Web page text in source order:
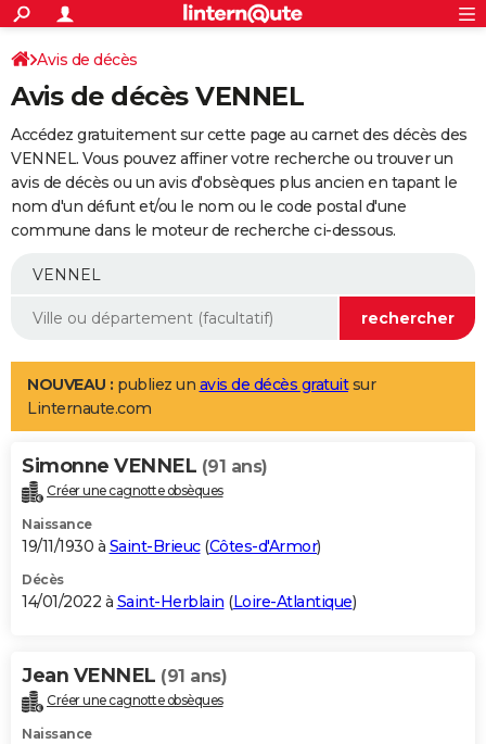
ACTUALITÉS
Politique
Société
Faits Divers
Education
Monde
Villes
+
SPORT
Coupe du monde 2026
Football
Tennis
Cyclisme
Rugby
Forum
Programme TV
TNT
Streaming
Cinéma
Sorties cinéma
Musique
+
FINANCE
Retraite
Epargne
Immobilier
Risques naturels par ville
Banque
Assurance
AUTO
Essais
Réserver un essai
Citadines
Berlines
SUV
Forum auto
+
Mobiles
Meilleur smartphone
Internet
Ordinateurs
Jeux vidéo
Guide high-tech
Aménagement intérieur
LIFESTYLE
Art de vivre
Bien-être
Loisirs
Mode
Modes de vie
Alimentation
Guide de la santé
Maladies
Médicaments
Sommeil
VOYAGE
Destinations
City break
Voyage nature
Voyage de noces
Forum
Climat
+PHOTO
GUIDES D'ACHAT
BONS PLANS
Carte de Noël
Carte Bonne année
Carte Saint-Valentin
Carte Pâques
Carte d'anniversaire
DICTIONNAIRE
Dictionnaire
Biographies
Citations
Expressions
Proverbes
PROGRAMME TV
Avis de décès
Avis de décès VENNEL
Accédez gratuitement sur cette page au carnet des décès des
VENNEL. Vous pouvez affiner votre recherche ou trouver un
avis de décès ou un avis d'obsèques plus ancien en tapant le
nom d'un défunt et/ou le nom ou le code postal d'une
commune dans le moteur de recherche ci-dessous.
NOUVEAU : publiez un avis de décès gratuitsur
Linternaute.com
Simonne VENNEL (91 ans)
Créer une cagnotte obsèques
Naissance
19/11/1930 à Saint-Brieuc(Côtes-d'Armor)
Décès
14/01/2022 à Saint-Herblain (Loire-Atlantique)
Jean VENNEL (91 ans)
Créer une cagnotte obsèques
Naissance